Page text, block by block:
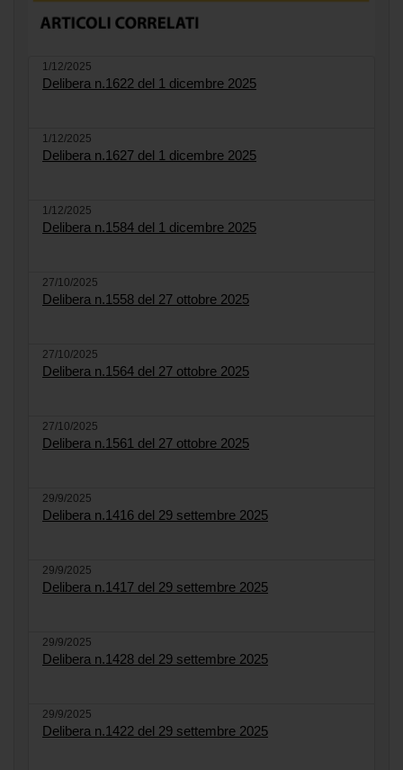
1/12/2025
Delibera n.1622 del 1 dicembre 2025
1/12/2025
Delibera n.1627 del 1 dicembre 2025
1/12/2025
Delibera n.1584 del 1 dicembre 2025
27/10/2025
Delibera n.1558 del 27 ottobre 2025
27/10/2025
Delibera n.1564 del 27 ottobre 2025
27/10/2025
Delibera n.1561 del 27 ottobre 2025
29/9/2025
Delibera n.1416 del 29 settembre 2025
29/9/2025
Delibera n.1417 del 29 settembre 2025
29/9/2025
Delibera n.1428 del 29 settembre 2025
29/9/2025
Delibera n.1422 del 29 settembre 2025